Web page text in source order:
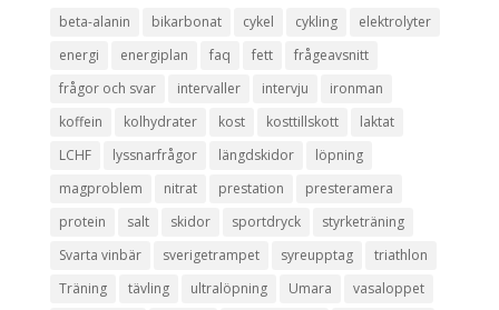
beta-alanin bikarbonat cykel cykling
elektrolyter
energi
energiplan faq fett
frågeavsnitt
frågor och svar
intervaller intervju
ironman
koffein
kolhydrater kost kosttillskott
laktat
LCHF
lyssnarfrågor längdskidor
löpning
magproblem
nitrat prestation
presteramera
protein
salt skidor sportdryck
styrketräning
Svarta vinbär
sverigetrampet syreupptag
triathlon
Träning
tävling ultralöpning Umara
vasaloppet